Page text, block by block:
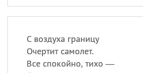
С воздуха границу
Очертит самолет.
Все спокойно, тихо —